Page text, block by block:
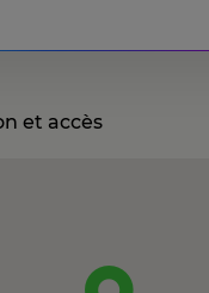
et accès